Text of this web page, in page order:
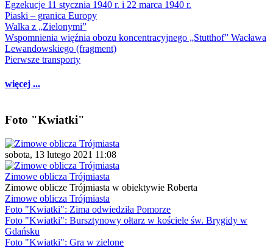
Egzekucje 11 stycznia 1940 r. i 22 marca 1940 r.
Piaski – granica Europy
Walka z „Zielonymi”
Wspomnienia więźnia obozu koncentracyjnego „Stutthof” Wacława
Lewandowskiego (fragment)
Pierwsze transporty
więcej ...
Foto "Kwiatki"
sobota, 13 lutego 2021 11:08
Zimowe oblicza Trójmiasta
Zimowe oblicze Trójmiasta w obiektywie Roberta
Zimowe oblicza Trójmiasta
Foto "Kwiatki": Zima odwiedziła Pomorze
Foto "Kwiatki": Bursztynowy ołtarz w kościele św. Brygidy w
Gdańsku
Foto "Kwiatki": Gra w zielone